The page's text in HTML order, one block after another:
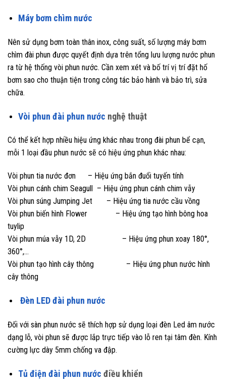
Máy bơm chìm nước
Nên sử dụng bơm toàn thân inox, công suất, số lượng máy bơm
chìm đài phun được quyết định dựa trên tổng lưu lượng nước phun
ra từ hệ thống vòi phun nước. Cần xem xét và bố trí vị trí đặt hố
bơm sao cho thuận tiện trong công tác bảo hành và bảo trì, sửa
chữa.
Vòi phun đài phun nước nghệ thuật
Có thể kết hợp nhiều hiệu ứng khác nhau trong đài phun bể cạn,
mỗi 1 loại đầu phun nước sẽ có hiệu ứng phun khác nhau:
Vòi phun tia nước đơn – Hiệu ứng bắn đuổi tuyến tính
Vòi phun cánh chim Seagull – Hiệu ứng phun cánh chim vẫy
Vòi phun súng Jumping Jet – Hiệu ứng tia nước cầu vồng
Vòi phun biến hình Flower – Hiệu ứng tạo hình bông hoa
tuylip
Vòi phun múa vẫy 1D, 2D – Hiệu ứng phun xoay 180°,
360°,…
Vòi phun tạo hình cây thông – Hiệu ứng phun nước hình
cây thông
Đèn LED đài phun nước
Đối với sàn phun nước sẽ thích hợp sử dụng loại đèn Led âm nước
dạng lỗ, vòi phun sẽ được lắp trực tiếp vào lỗ ren tại tâm đèn. Kính
cường lực dày 5mm chống va đập.
Tủ điện đài phun nước điều khiển